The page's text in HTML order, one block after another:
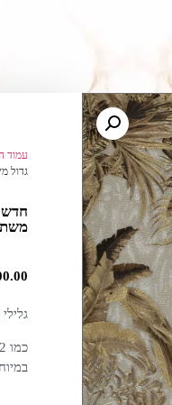
עמוד
גדול
גלילי רוחב